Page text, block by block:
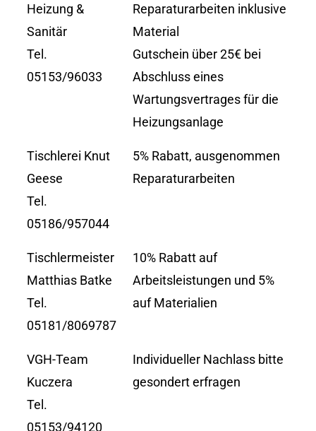
Heizung &
Sanitär
Tel.
05153/96033
Reparaturarbeiten inklusive
Material
Gutschein über 25€ bei
Abschluss eines
Wartungsvertrages für die
Heizungsanlage
Tischlerei Knut
Geese
Tel.
05186/957044
5% Rabatt, ausgenommen
Reparaturarbeiten
Tischlermeister
Matthias Batke
Tel.
05181/8069787
10% Rabatt auf
Arbeitsleistungen und 5%
auf Materialien
VGH-Team
Kuczera
Tel.
05153/94120
Individueller Nachlass bitte
gesondert erfragen